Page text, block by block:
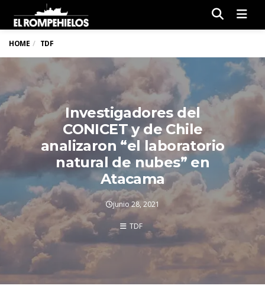
HOME TDF
Investigadores del
CONICET y de Chile
analizaron “el laboratorio
natural de nubes” en
Atacama
junio 28, 2021
TDF